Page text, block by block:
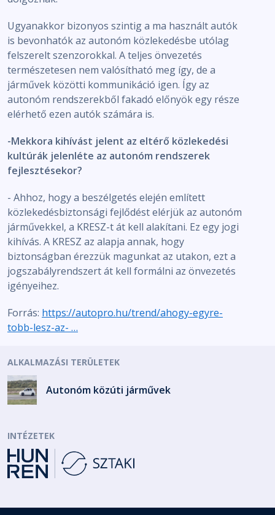
Ugyanakkor bizonyos szintig a ma használt autók
is bevonhatók az autonóm közlekedésbe utólag
felszerelt szenzorokkal. A teljes önvezetés
természetesen nem valósítható meg így, de a
járművek közötti kommunikáció igen. Így az
autonóm rendszerekből fakadó előnyök egy része
elérhető ezen autók számára is.
-Mekkora kihívást jelent az eltérő közlekedési
kultúrák jelenléte az autonóm rendszerek
fejlesztésekor?
- Ahhoz, hogy a beszélgetés elején említett
közlekedésbiztonsági fejlődést elérjük az autonóm
járművekkel, a KRESZ-t át kell alakítani. Ez egy jogi
kihívás. A KRESZ az alapja annak, hogy
biztonságban érezzük magunkat az utakon, ezt a
jogszabályrendszert át kell formálni az önvezetés
igényeihez.
Forrás: https://autopro.hu/trend/ahogy-egyre-
tobb-lesz-az- …
ALKALMAZÁSI TERÜLETEK
Autonóm közúti járművek
INTÉZETEK